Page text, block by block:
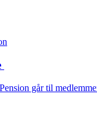
går til